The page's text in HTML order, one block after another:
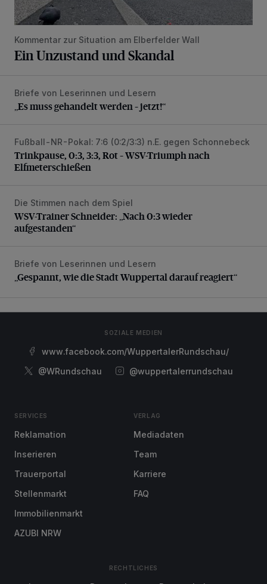
Kommentar zur Situation am Elberfelder Wall
Ein Unzustand und Skandal
„Es muss gehandelt werden – jetzt!“
Briefe von Leserinnen und Lesern
„Es muss gehandelt werden – jetzt!“
Trinkpause, 0:3, 3:3, Rot – WSV-Triumph nach
Fußball-NR-Pokal: 7:6 (0:2/3:3) n.E. gegen Schonnebeck
Trinkpause, 0:3, 3:3, Rot – WSV-Triumph nach
Elfmeterschießen
WSV-Trainer Schneider: „Nach 0:3 wieder aufgestanden“
Die Stimmen nach dem Spiel
WSV-Trainer Schneider: „Nach 0:3 wieder
aufgestanden“
„Gespannt, wie die Stadt Wuppertal darauf reagiert“
Briefe von Leserinnen und Lesern
„Gespannt, wie die Stadt Wuppertal darauf reagiert“
SOZIALE MEDIEN
www.facebook.com/WuppertalerRundschau/
@WRundschau
@wuppertalerrundschau
SERVICES
Reklamation
Inserieren
Trauerportal
Stellenmarkt
Immobilienmarkt
AZUBI NRW
VERLAG
Mediadaten
Team
Karriere
FAQ
RECHTLICHES